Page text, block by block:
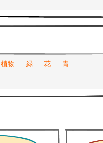
植物 緑 花 青